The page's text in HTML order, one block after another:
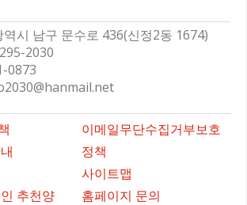
시 남구 문수로 436(신정2동 1674)
2030
0873
추천양
이메일무단수집거부보호
정책
사이트맵
홈페이지 문의